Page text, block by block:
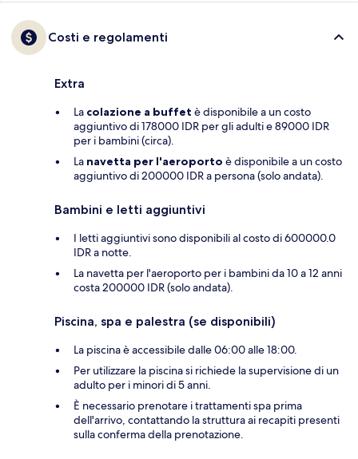
Costi e regolamenti
Extra
La colazione a buffet è disponibile a un costo
aggiuntivo di 178000 IDR per gli adulti e 89000 IDR
per i bambini (circa).
La navetta per l'aeroporto è disponibile a un costo
aggiuntivo di 200000 IDR a persona (solo andata).
Bambini e letti aggiuntivi
I letti aggiuntivi sono disponibili al costo di 600000.0
IDR a notte.
La navetta per l'aeroporto per i bambini da 10 a 12 anni
costa 200000 IDR (solo andata).
Piscina, spa e palestra (se disponibili)
La piscina è accessibile dalle 06:00 alle 18:00.
Per utilizzare la piscina si richiede la supervisione di un
adulto per i minori di 5 anni.
È necessario prenotare i trattamenti spa prima
dell'arrivo, contattando la struttura ai recapiti presenti
sulla conferma della prenotazione.